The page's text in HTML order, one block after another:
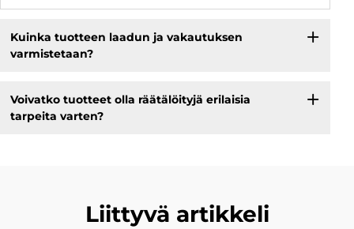
Kuinka tuotteen laadun ja vakautuksen
varmistetaan?
Voivatko tuotteet olla räätälöityjä erilaisia
tarpeita varten?
Liittyvä artikkeli